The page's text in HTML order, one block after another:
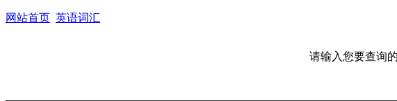
网站首页 英语词汇
请输入您要查询